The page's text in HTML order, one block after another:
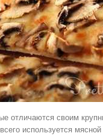
отличаются своим
используется